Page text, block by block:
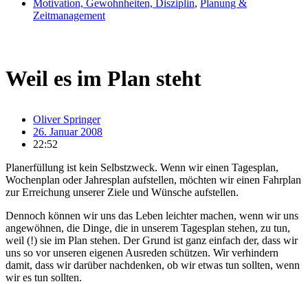
Motivation, Gewohnheiten, Disziplin, Planung &
Zeitmanagement
Weil es im Plan steht
Oliver Springer
26. Januar 2008
22:52
Planerfüllung ist kein Selbstzweck. Wenn wir einen Tagesplan,
Wochenplan oder Jahresplan aufstellen, möchten wir einen Fahrplan
zur Erreichung unserer Ziele und Wünsche aufstellen.
Dennoch können wir uns das Leben leichter machen, wenn wir uns
angewöhnen, die Dinge, die in unserem Tagesplan stehen, zu tun,
weil (!) sie im Plan stehen. Der Grund ist ganz einfach der, dass wir
uns so vor unseren eigenen Ausreden schützen. Wir verhindern
damit, dass wir darüber nachdenken, ob wir etwas tun sollten, wenn
wir es tun sollten.